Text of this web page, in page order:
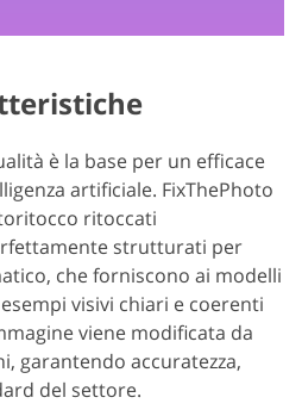
è la base per un efficace
artificiale. FixThePhoto
ritoccati
strutturati per
che forniscono ai modelli
visivi chiari e coerenti
viene modificata da
garantendo accuratezza,
del settore.